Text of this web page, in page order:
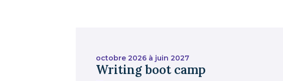
octobre 2026 à juin 2027
Writing boot camp